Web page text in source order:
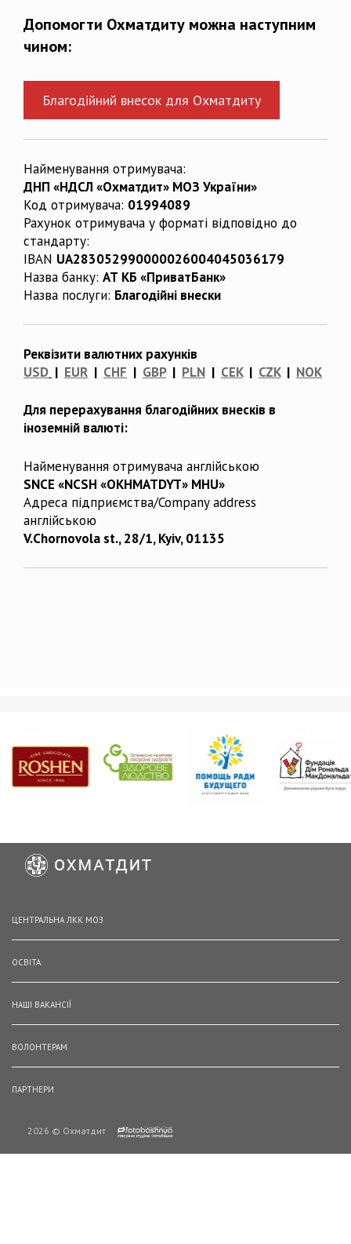
Допомогти Охматдиту можна наступним
чином:
Благодійний внесок для Охматдиту
Найменування отримувача:
ДНП «НДСЛ «Охматдит» МОЗ України»
Код отримувача: 01994089
Рахунок отримувача у форматі відповідно до
стандарту:
IBAN UA283052990000026004045036179
Назва банку: АТ КБ «ПриватБанк»
Назва послуги: Благодійні внески
Реквізити валютних рахунків
USD | EUR | CHF | GBP| PLN | CEK| CZK| NOK
Для перерахування благодійних внесків в
іноземній валюті:
Найменування отримувача англійською
SNCE «NCSH «OKHMATDYT» MHU»
Адреса підприємства/Company address
англійською
V.Chornovola st., 28/1, Kyiv, 01135
ЦЕНТРАЛЬНА ЛКК МОЗ
ОСВІТА
НАШІ ВАКАНСІЇ
ВОЛОНТЕРАМ
ПАРТНЕРИ
2026 © Охматдит